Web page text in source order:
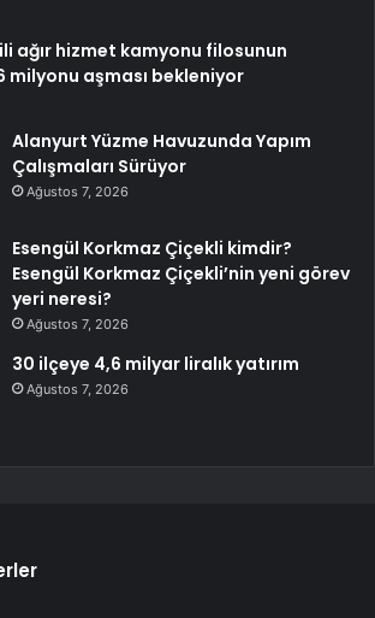
ağır hizmet kamyonu filosunun
milyonu aşması bekleniyor
Alanyurt Yüzme Havuzunda Yapım
Çalışmaları Sürüyor
Ağustos 7, 2026
Esengül Korkmaz Çiçekli kimdir?
Esengül Korkmaz Çiçekli’nin yeni görev
yeri neresi?
Ağustos 7, 2026
30 ilçeye 4,6 milyar liralık yatırım
Ağustos 7, 2026